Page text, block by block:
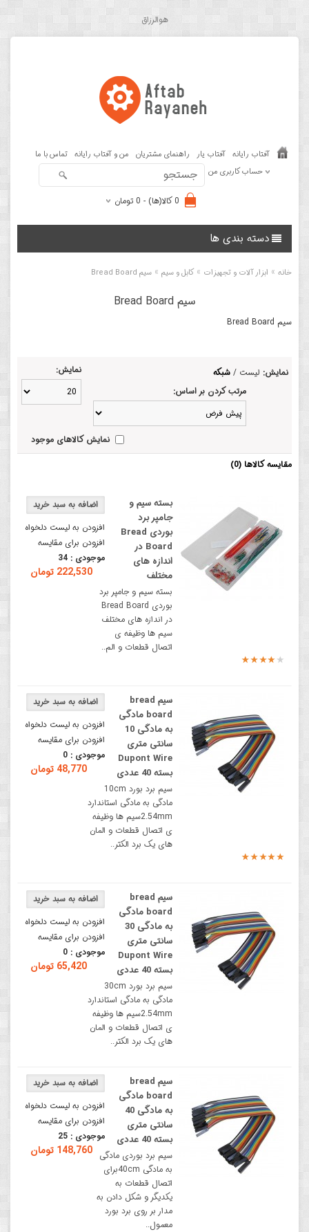
هوالرزاق
آفتاب رایانه آفتاب یار راهنمای مشتریان من و آفتاب رایانه تماس با ما
حساب کاربری من
0 کالا(ها) - 0 تومان
دسته بندی ها
خانه » ابزار آلات و تجهیزات » کابل و سیم » سیم Bread Board
سیم Bread Board
سیم Bread Board
نمایش: لیست / شبکه
نمایش:
مرتب کردن بر اساس:
نمایش کالاهای موجود
مقایسه کالاها (0)
افزودن به لیست دلخواه
افزودن برای مقایسه
موجودی : 34
222,530 تومان
بسته سیم و
جامپر برد
بوردی Bread
Board در
اندازه های
مختلف
بسته سیم و جامپر برد
در اندازه های مختلف
سیم ها وظیفه ی
اتصال قطعات و الم..
افزودن به لیست دلخواه
افزودن برای مقایسه
موجودی : 0
48,770 تومان
سیم bread
board مادگی
به مادگی 10
سانتی متری
Dupont Wire
بسته 40 عددی
سیم برد بورد 10cm
مادگی به مادگی استاندارد
2.54mmسیم ها وظیفه
ی اتصال قطعات و المان
های یک برد الکتر..
افزودن به لیست دلخواه
افزودن برای مقایسه
موجودی : 0
65,420 تومان
سیم bread
board مادگی
به مادگی 30
سانتی متری
Dupont Wire
بسته 40 عددی
سیم برد بورد 30cm
مادگی به مادگی استاندارد
2.54mmسیم ها وظیفه
ی اتصال قطعات و المان
های یک برد الکتر..
افزودن به لیست دلخواه
افزودن برای مقایسه
موجودی : 25
148,760 تومان
سیم bread
board مادگی
به مادگی 40
سانتی متری
بسته 40 عددی
سیم برد بوردی مادگی
به مادگی 40cmبرای
اتصال قطعات به
یکدیگر و شکل دادن به
مدار بر روی برد بورد
معمول..